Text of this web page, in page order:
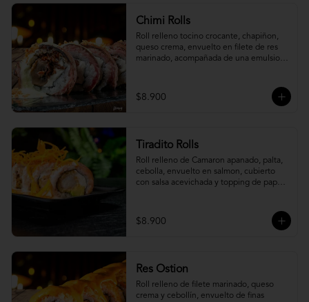
Chimi Rolls
Roll relleno tocino crocante, chapiñon,
queso crema, envuelto en filete de res
marinado, acompañada de una emulsion
$8.900
Tiradito Rolls
Roll relleno de Camaron apanado, palta,
cebolla, envuelto en salmon, cubierto
con salsa acevichada y topping de papa
$8.900
Res Ostion
Roll relleno de filete marinado, queso
crema y cebollín, envuelto de finas